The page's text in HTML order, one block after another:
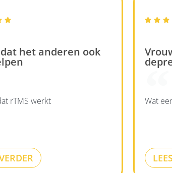

het anderen ook
rTMS werkt
  
Wat